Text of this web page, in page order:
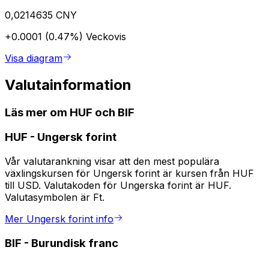
0,0214635 CNY
+0.0001 (0.47%) Veckovis
Visa diagram
Valutainformation
Läs mer om HUF och BIF
HUF - Ungersk forint
Vår valutarankning visar att den mest populära
växlingskursen för Ungersk forint är kursen från HUF
till USD. Valutakoden för Ungerska forint är HUF.
Valutasymbolen är Ft.
Mer Ungersk forint info
BIF - Burundisk franc